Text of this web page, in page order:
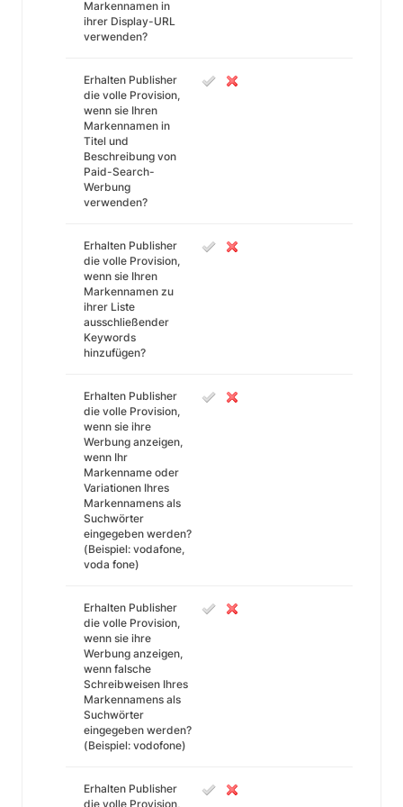
Markennamen in
ihrer Display-URL
verwenden?
Erhalten Publisher
die volle Provision,
wenn sie Ihren
Markennamen in
Titel und
Beschreibung von
Paid-Search-
Werbung
verwenden?
Erhalten Publisher
die volle Provision,
wenn sie Ihren
Markennamen zu
ihrer Liste
ausschließender
Keywords
hinzufügen?
Erhalten Publisher
die volle Provision,
wenn sie ihre
Werbung anzeigen,
wenn Ihr
Markenname oder
Variationen Ihres
Markennamens als
Suchwörter
eingegeben werden?
(Beispiel: vodafone,
voda fone)
Erhalten Publisher
die volle Provision,
wenn sie ihre
Werbung anzeigen,
wenn falsche
Schreibweisen Ihres
Markennamens als
Suchwörter
eingegeben werden?
(Beispiel: vodofone)
Erhalten Publisher
die volle Provision,